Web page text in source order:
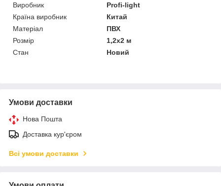
Виробник
Profi-light
Країна виробник
Китай
Матеріал
ПВХ
Розмір
1,2х2 м
Стан
Новий
Умови доставки
Нова Пошта
Доставка кур'єром
Всі умови доставки